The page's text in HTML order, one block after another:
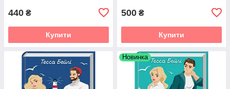
440 ₴
Купити
500 ₴
Купити
Новинка